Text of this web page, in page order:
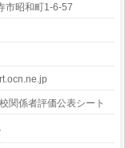
市昭和町1-6-57
関係者評価公表シート